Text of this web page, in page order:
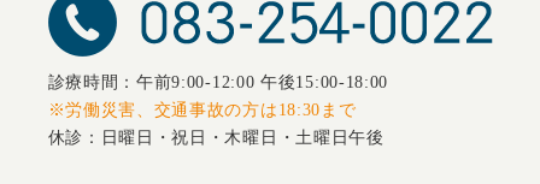
診療時間：午前9:00-12:00 午後15:00-18:00
※労働災害、交通事故の方は18:30まで
休診：日曜日・祝日・木曜日・土曜日午後